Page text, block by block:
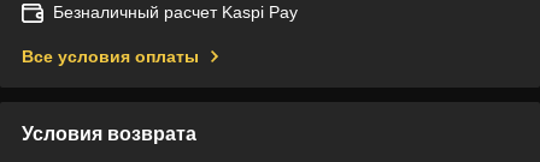
Безналичный расчет Kaspi Pay
Все условия оплаты
Условия возврата